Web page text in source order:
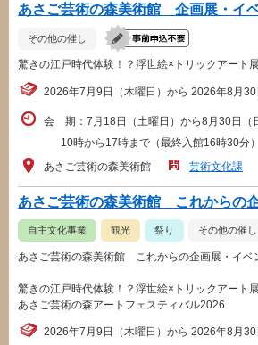
あさご芸術の森美術館 企画展・イ
その他の催し
驚きの江戸時代体験！？浮世絵×トリックアート展
2026年7月9日（木曜日）から 2026年8月30
会 期：7月18日（土曜日）から8月30日（
10時から17時まで（最終入館16時30分）
あさご芸術の森美術館
芸術文化課
あさご芸術の森美術館 これからの
自主文化事業 観光 祭り その他の催し
あさご芸術の森美術館 これからの企画展・イベ
驚きの江戸時代体験！？浮世絵×トリックアート展
あさご芸術の森アートフェスティバル2026
2026年7月9日（木曜日）から 2026年8月30